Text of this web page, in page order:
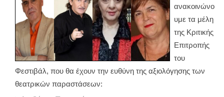
ανακοινώνο
υμε τα μέλη
της Κριτικής
Επιτροπής
του
Φεστιβάλ, που θα έχουν την ευθύνη της αξιολόγησης των
θεατρικών παραστάσεων: